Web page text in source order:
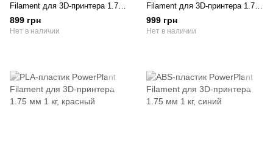
Filament для 3D-принтера 1.75
мм 1 кг, красный
899 грн
Нет в наличии
Filament для 3D-принтера 1.75
мм 1 кг, белый
999 грн
Нет в наличии